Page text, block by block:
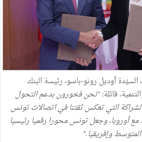
أوديل رونو-باسو، رئيسة البنك
قائلة:"نحن فخورون بدعم التحول
التي تعكس ثقتنا في اتصالات تونس
أوروبا، وجعل تونس محورا رقميا رئيسيا
وإفريقيا."